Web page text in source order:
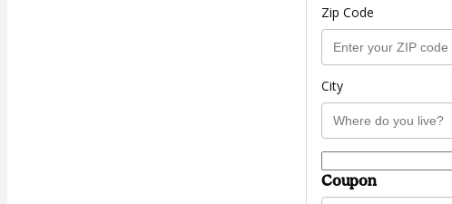
Zip Code
City
Coupon